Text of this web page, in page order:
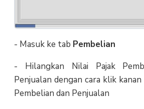
- Masuk ke tab Pembelian
- Hilangkan Nilai Pajak
Penjualan dengan cara klik
Pembelian dan Penjualan